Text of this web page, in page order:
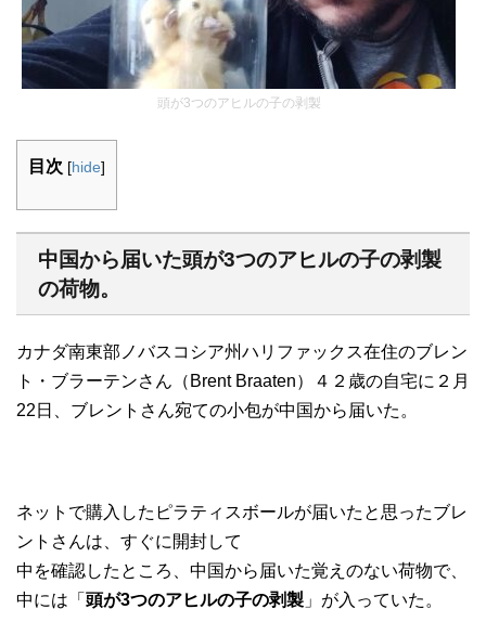
頭が3つのアヒルの子の剥製
目次 [hide]
中国から届いた頭が3つのアヒルの子の剥製
の荷物。
カナダ南東部ノバスコシア州ハリファックス在住のブレン
ト・ブラーテンさん（Brent Braaten）４２歳の自宅に２月
22日、ブレントさん宛ての小包が中国から届いた。
ネットで購入したピラティスボールが届いたと思ったブレ
ントさんは、すぐに開封して
中を確認したところ、中国から届いた覚えのない荷物で、
中には「 頭が3つのアヒルの子の剥製 」が入っていた。